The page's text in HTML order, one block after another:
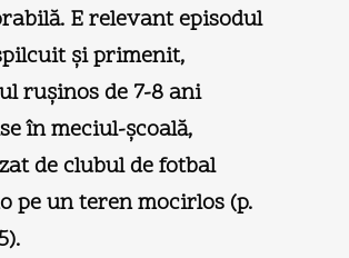
E relevant episodul
şi primenit,
ruşinos de 7-8 ani
în meciul-şcoală,
de clubul de fotbal
pe un teren mocirlos (p.